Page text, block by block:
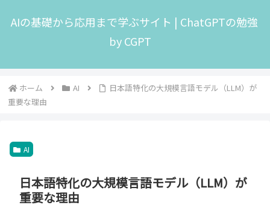
AIの基礎から応用まで学ぶサイト | ChatGPTの勉強
by CGPT
ホーム AI
日本語特化の大規模言語モデル（LLM）が
重要な理由
AI
日本語特化の大規模言語モデル（LLM）が
重要な理由